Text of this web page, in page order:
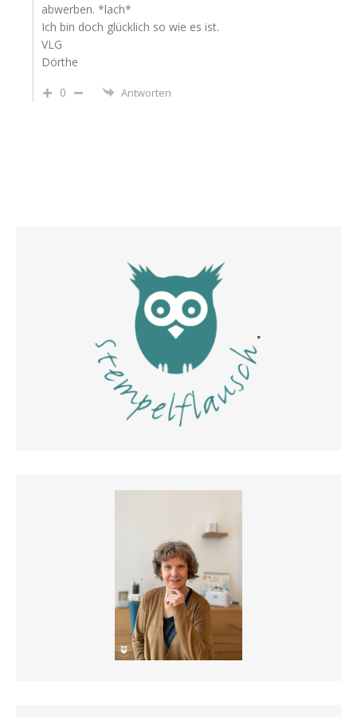
abwerben. *lach*
Ich bin doch glücklich so wie es ist.
VLG
Dörthe
0
Antworten